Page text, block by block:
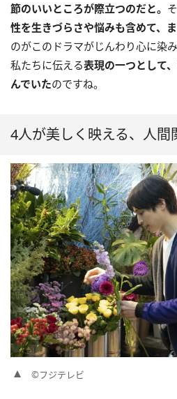
節のいいところが際立つのだと。
性を生きづらさや悩みも含めて、
のがこのドラマがじんわり心に染
私たちに伝える表現の一つとして
んでいたのですね。
4人が美しく映える、人間
©フジテレビ